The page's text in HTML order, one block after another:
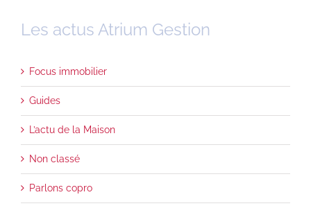
Les actus Atrium Gestion
Focus immobilier
Guides
L’actu de la Maison
Non classé
Parlons copro